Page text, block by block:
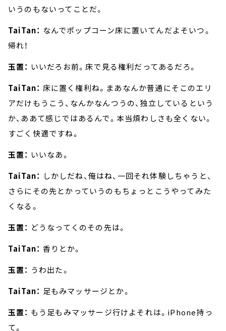
いうのもないってことだ。
TaiTan： なんでポップコーン床に置いてんだよそいつ。
帰れ！
玉置： いいだろお前。床で見る権利だってあるだろ。
TaiTan： 床に置く権利ね。まあなんか普通にそこのエリ
アだけもうこう、なんかなんつうの、独立しているという
か、ああて感じではあるんで。本当煩わしさも全くない。
すごく快適ですね。
玉置： いいなあ。
TaiTan： しかしだね、俺はね、一回それ体験しちゃうと、
さらにその先とかっていうのもちょっとこうやってみた
くなる。
玉置： どうなってくのその先は。
TaiTan： 香りとか。
玉置： うわ出た。
TaiTan： 足もみマッサージとか。
玉置： もう足もみマッサージ行けよそれは。iPhone持っ
て。